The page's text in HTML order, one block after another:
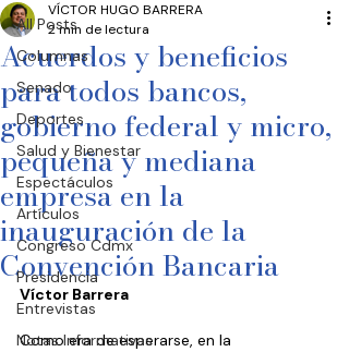
All Posts
Columnas
Senado
Deportes
Salud y Bienestar
Espectáculos
Artículos
Congreso Cdmx
Presidencia
Entrevistas
Notas Informativas
Acuerdos y beneficios
para todos bancos,
gobierno federal y micro,
pequeña y mediana
empresa en la
inauguración de la
Convención Bancaria
VÍCTOR HUGO BARRERA
2 min de lectura
Víctor Barrera
Como era de esperarse, en la